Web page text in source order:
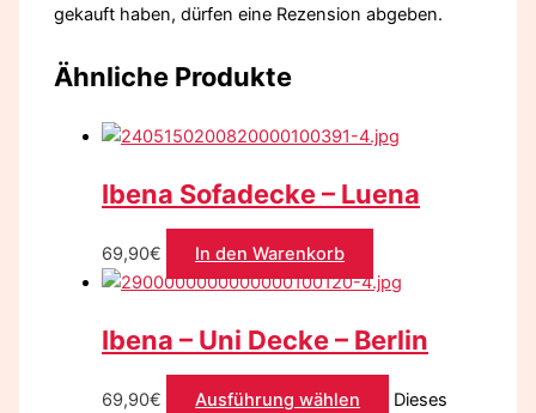
gekauft haben, dürfen eine Rezension abgeben.
Ähnliche Produkte
Ibena Sofadecke – Luena
69,90€ In den Warenkorb
Ibena – Uni Decke – Berlin
69,90€ Ausführung wählen
Dieses